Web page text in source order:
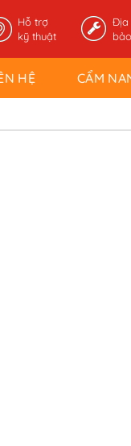
Hỗ trợ
kỹ thuật
Địa
HỆ CẨM